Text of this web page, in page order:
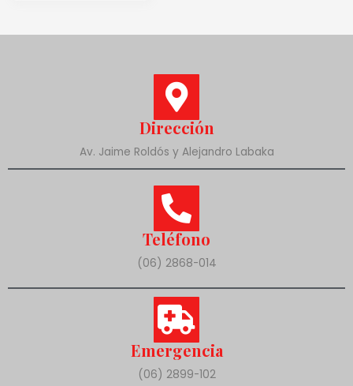
Dirección
Av. Jaime Roldós y Alejandro Labaka
Teléfono
(06) 2868-014
Emergencia
(06) 2899-102